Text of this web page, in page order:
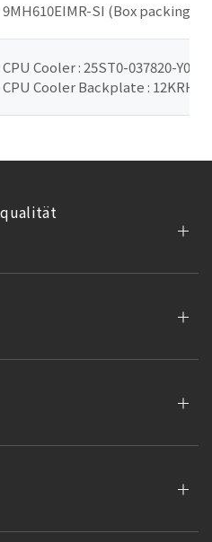
9MH610EIMR-SI (Box packing)
CPU Cooler : 25ST0-037820-Y0R
CPU Cooler Backplate : 12KRH-